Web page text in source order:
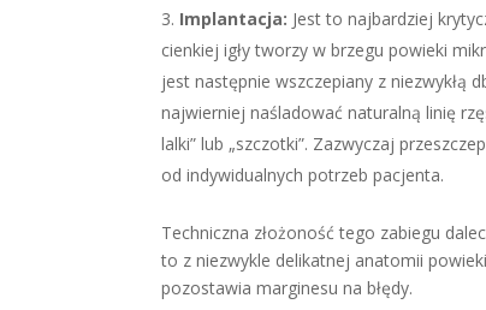
Implantacja: Jest to najbardziej
cienkiej igły tworzy w brzegu powieki
jest następnie wszczepiany z niezwykłą
najwierniej naśladować naturalną linię
lalki” lub „szczotki”. Zazwyczaj
od indywidualnych potrzeb pacjenta.
Techniczna złożoność tego zabiegu
to z niezwykle delikatnej anatomii
pozostawia marginesu na błędy.